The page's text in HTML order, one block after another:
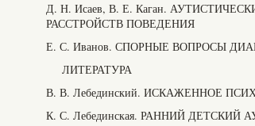
Д. Н. Исаев, В. Е. Каган.
РАССТРОЙСТВ ПОВЕДЕНИЯ
Е. С. Иванов. СПОРНЫЕ ВОПРОСЫ
ЛИТЕРАТУРА
В. В. Лебединский. ИСКАЖЕННОЕ
К. С. Лебединская. РАННИЙ ДЕТСКИЙ